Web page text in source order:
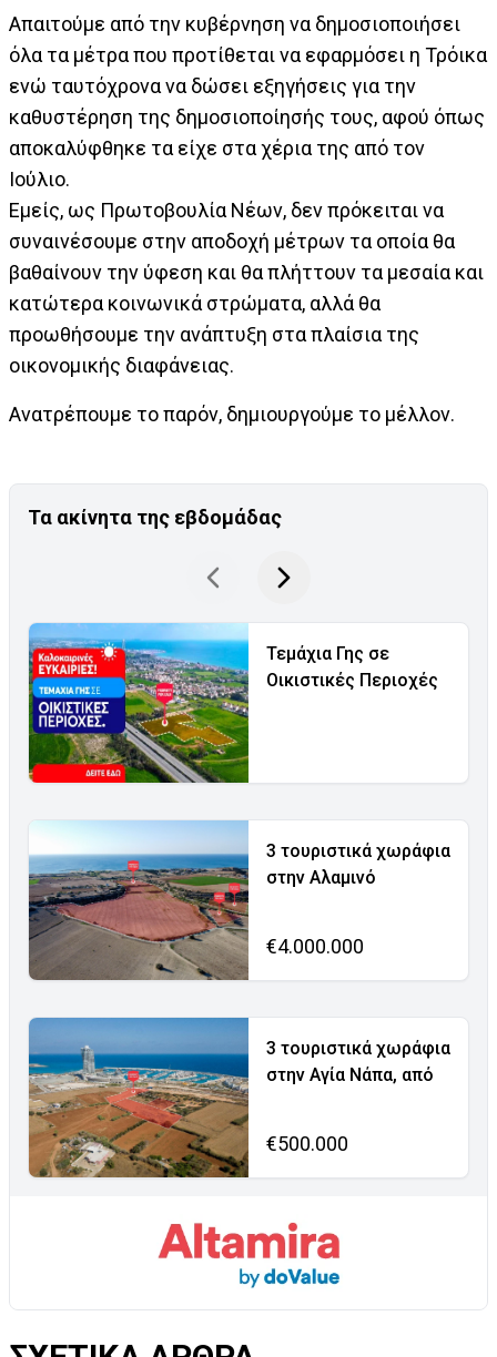
Απαιτούμε από την κυβέρνηση να δημοσιοποιήσει
όλα τα μέτρα που προτίθεται να εφαρμόσει η Τρόικα
ενώ ταυτόχρονα να δώσει εξηγήσεις για την
καθυστέρηση της δημοσιοποίησής τους, αφού όπως
αποκαλύφθηκε τα είχε στα χέρια της από τον
Ιούλιο.
Εμείς, ως Πρωτοβουλία Νέων, δεν πρόκειται να
συναινέσουμε στην αποδοχή μέτρων τα οποία θα
βαθαίνουν την ύφεση και θα πλήττουν τα μεσαία και
κατώτερα κοινωνικά στρώματα, αλλά θα
προωθήσουμε την ανάπτυξη στα πλαίσια της
οικονομικής διαφάνειας.
Ανατρέπουμε το παρόν, δημιουργούμε το μέλλον.
Τα ακίνητα της εβδομάδας
Τεμάχια Γης σε
Οικιστικές Περιοχές
3 τουριστικά χωράφια
στην Αλαμινό
€4.000.000
3 τουριστικά χωράφια
στην Αγία Νάπα, από
€500.000